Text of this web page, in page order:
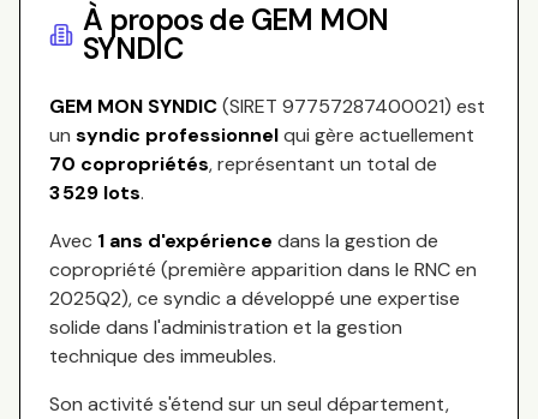
À propos de GEM MON
SYNDIC
GEM MON SYNDIC(SIRET 97757287400021) est
un syndic professionnelqui gère actuellement
70 copropriétés, représentant un total de
3 529 lots.
Avec 1 ans d'expérience dans la gestion de
copropriété (première apparition dans le RNC en
2025Q2), ce syndic a développé une expertise
solide dans l'administration et la gestion
technique des immeubles.
Son activité s'étend surun seul département,